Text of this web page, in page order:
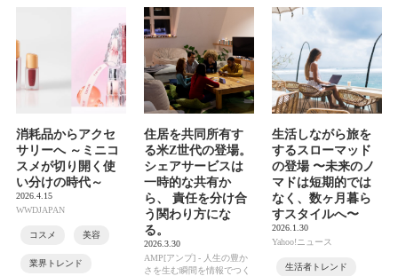
消耗品からアクセ
サリーへ ～ミニコ
スメが切り開く使
い分けの時代～
2026.4.15
WWDJAPAN
コスメ 美容
業界トレンド
住居を共同所有す
る米Z世代の登場。
シェアサービスは
一時的な共有か
ら、 責任を分け合
う関わり方にな
る。
2026.3.30
AMP[アンプ] - 人生の豊か
さを生む瞬間を情報でつく
生活しながら旅を
するスローマッド
の登場 〜未来のノ
マドは短期的では
なく、数ヶ月暮ら
すスタイルへ〜
2026.1.30
Yahoo!ニュース
生活者トレンド